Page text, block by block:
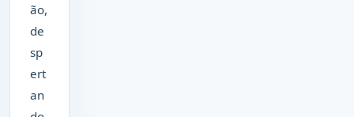
ão,
de
sp
ert
an